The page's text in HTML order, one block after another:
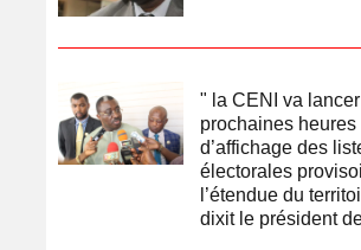
" la CENI va
prochaines
d’affichage des
électorales
l’étendue du
dixit le président